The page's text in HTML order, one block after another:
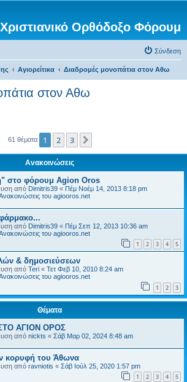
Ορθόδοξο Φόρουμ
Σύνδεση
Αγιορείτικα Διαδρομές μονοπάτια στον Αθω
στον Αθω
61 θέματα 1 2 3
Ανακοινώσεις
στο φόρουμ Agion Oros
από Dimitris39 « Πέμ Νοέμ 14, 2013 8:18 pm
του agiooros.net
από Dimitris39 « Πέμ Σεπ 12, 2013 10:36 am
του agiooros.net
1 2 3 4 5
& δημοσιεύσεων
από Teri « Τετ Φεβ 10, 2010 8:24 am
του agiooros.net
1 2 3
Θέματα
ΑΓΙΟΝ ΟΡΟΣ
από nickts « Σάβ Μαρ 02, 2024 8:48 am
κορυφή του Άθωνα
από ravniotis « Σάβ Ιούλ 25, 2020 1:57 pm
1 2 3 4 5